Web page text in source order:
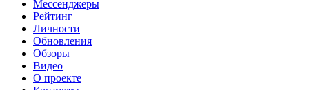
Мессенджеры
Рейтинг
Личности
Обновления
Обзоры
Видео
О проекте